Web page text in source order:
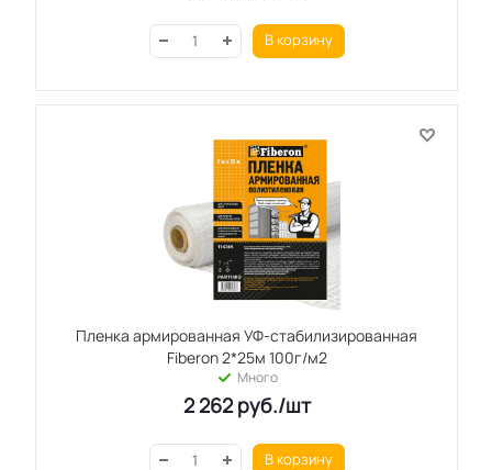
В корзину
Пленка армированная УФ-стабилизированная
Fiberon 2*25м 100г/м2
Много
2 262руб./шт
В корзину